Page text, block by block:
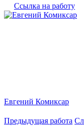
Ссылка на работу
Евгений Комиксар
Предыдущая работа